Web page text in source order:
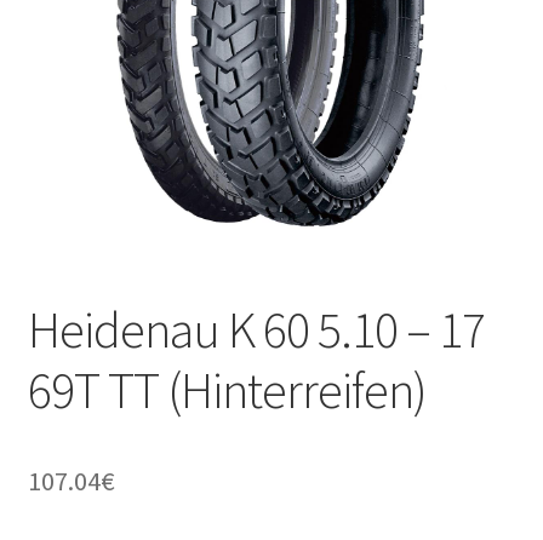
Heidenau K 60 5.10 – 17
69T TT (Hinterreifen)
107.04€